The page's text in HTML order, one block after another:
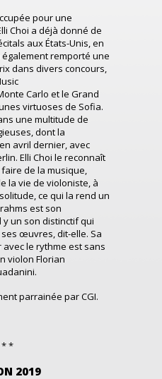
pour une
Choi a déjà donné de
aux États-Unis, en
également remporté une
dans divers concours,
Carlo et le Grand
virtuoses de Sofia.
une multitude de
dont la
avril dernier, avec
. Elli Choi le reconnaît
de la musique,
la vie de violoniste, à
ce qui la rend un
est son
y un son distinctif qui
œuvres, dit-elle. Sa
avec le rythme est sans
violon Florian
.
parrainée parCGI.
*
2019